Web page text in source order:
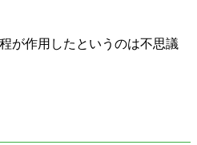
が作用したというのは不思議